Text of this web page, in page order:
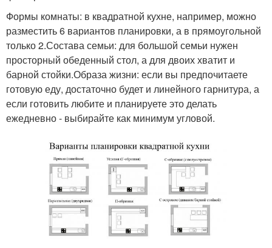
Формы комнаты: в квадратной кухне, например, можно
разместить 6 вариантов планировки, а в прямоугольной
только 2.Состава семьи: для большой семьи нужен
просторный обеденный стол, а для двоих хватит и
барной стойки.Образа жизни: если вы предпочитаете
готовую еду, достаточно будет и линейного гарнитура, а
если готовить любите и планируете это делать
ежедневно - выбирайте как минимум угловой.